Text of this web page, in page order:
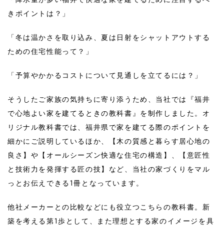
きポイントは？」
「冬は温かさを取り込み、夏は日射をシャットアウトする
ための住宅性能って？」
「予算やかかるコストについて見通しを立てるには？」
そうしたご家族の気持ちに寄り添うため、当社では『福井
で心地よい家を建てるときの教科書』を制作しました。オ
リジナル教科書では、福井県で家を建てる際のポイントを
細かにご説明しているほか、【木の質感と暮らす居心地の
良さ】や【オールシーズン快適な住宅の構造】、【意匠性
と技術力を発揮する匠の技】など、当社の家づくりをマル
っとお伝えできる1冊となっています。
他社メーカーとの比較などにも役立つこちらの教科書。新
築を考える第1歩として、また理想とする家のイメージを具